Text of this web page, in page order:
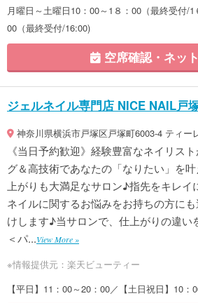
月曜日～土曜日10：00～1８：00（最終受付/1
00（最終受付/16:00)
空席確認・ネッ
ジェルネイル専門店 NICE NAIL戸
神奈川県横浜市戸塚区戸塚町6003-4 ティー
《当日予約歓迎》経験豊富なネイリス
グ＆高技術であなたの「なりたい」を
上がりも大満足なサロン♪指先をキレイ
ネイルに関するお悩みをお持ちの方に
けします♪当サロンで、仕上がりの違い
＜パ...View More »
※情報提供元：楽天ビューティー
【平日】11：00～20：00／【土日祝日】10：